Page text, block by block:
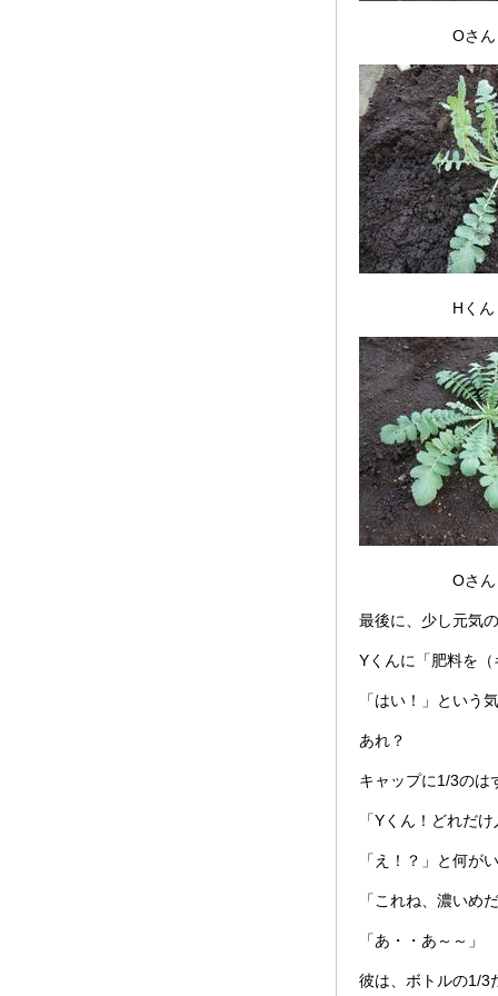
Oさ
Hく
Oさ
最後に、少し元気
Yくんに「肥料を
「はい！」という
あれ？
キャップに1/3のは
「Yくん！どれだ
「え！？」と何が
「これね、濃いめ
「あ・・あ～～」
彼は、ボトルの1/3